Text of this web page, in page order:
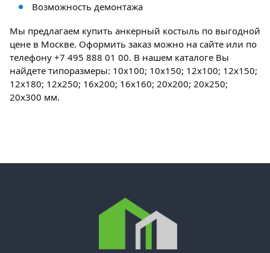
Возможность демонтажа
Мы предлагаем купить анкерный костыль по выгодной
цене в Москве. Оформить заказ можно на сайте или по
телефону +7 495 888 01 00. В нашем каталоге Вы
найдете типоразмеры: 10х100; 10х150; 12х100; 12х150;
12х180; 12х250; 16х200; 16х160; 20х200; 20х250;
20х300 мм.